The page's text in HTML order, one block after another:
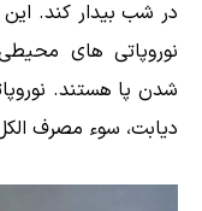
در شب بیدار کند.
نوروپاتی های
شدن پا هستند.
دیابت، سوء مصرف